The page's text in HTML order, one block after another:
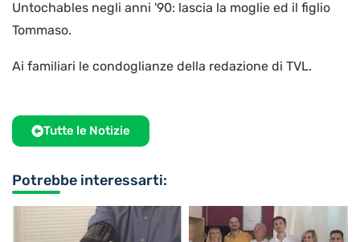
Untochables negli anni '90: lascia la moglie ed il figlio
Tommaso.
Ai familiari le condoglianze della redazione di TVL.
Tutte le Notizie
Potrebbe interessarti: